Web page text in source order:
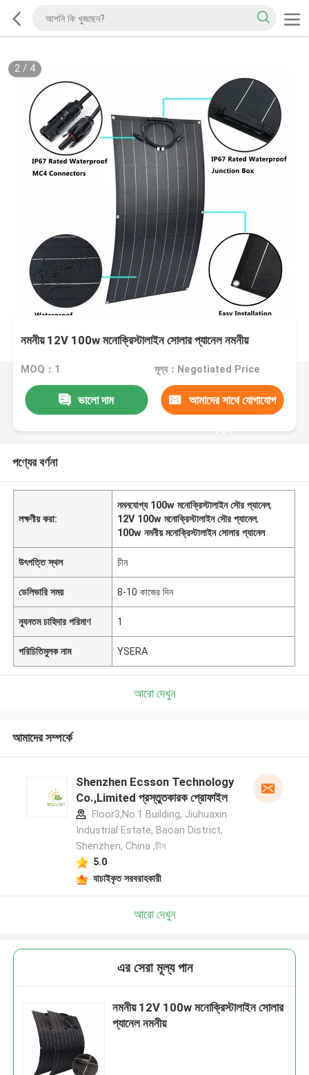
2/ 4
নমনীয় 12V 100w মনোক্রিস্টালাইন সোলার প্যানেল নমনীয়
MOQ：1 মূল্য：Negotiated Price
ভালো দাম আমাদের সাথে যোগাযোগ
করুন
পণ্যের বর্ণনা
লক্ষণীয় করা:
নমনযোগ্য 100w মনোক্রিস্টালাইন সৌর প্যানেল,
12V 100w মনোক্রিস্টালাইন সৌর প্যানেল,
100w নমনীয় মনোক্রিস্টালাইন সোলার প্যানেল
উৎপত্তি স্থল চীন
ডেলিভারি সময় 8-10 কাজের দিন
ন্যূনতম চাহিদার পরিমাণ 1
পরিচিতিমুলক নাম YSERA
আরো দেখুন
আমাদের সম্পর্কে
Shenzhen Ecsson Technology
Co.,Limited প্রস্তুতকারক প্রোফাইল
Floor3,No.1 Building, Jiuhuaxin
Industrial Estate, Baoan District,
Shenzhen, China ,চীন
5.0
যাচাইকৃত সরবরাহকারী
আরো দেখুন
এর সেরা মূল্য পান
নমনীয় 12V 100w মনোক্রিস্টালাইন সোলার
প্যানেল নমনীয়